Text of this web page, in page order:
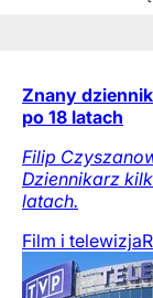
Znany
po 18 latach
Filip
Dziennikarz
latach.
Film i telewizja